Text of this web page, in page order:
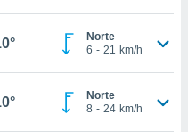
Norte
6 - 21 km/h
Norte
8 - 24 km/h